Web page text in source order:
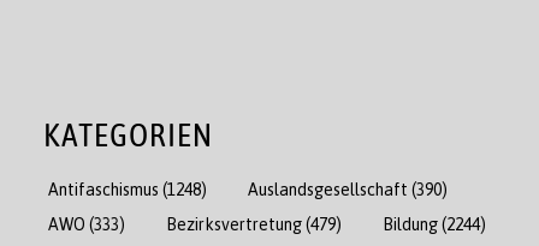
KATEGORIEN
Antifaschismus (1248) Auslandsgesellschaft (390)
AWO (333) Bezirksvertretung(479) Bildung(2244)